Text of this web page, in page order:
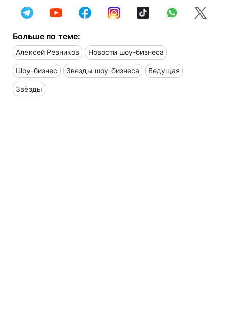
Больше по теме:
Алексей Резников Новости шоу-бизнеса
Шоу-бизнес Звезды шоу-бизнеса Ведущая
Звёзды